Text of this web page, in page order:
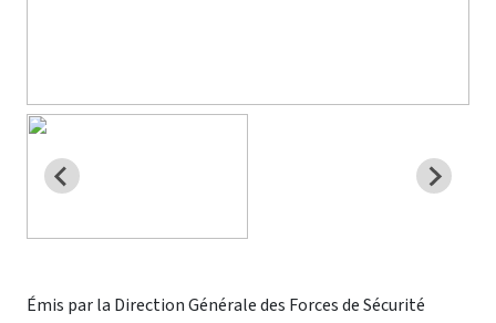
Émis par la Direction Générale des Forces de Sécurité